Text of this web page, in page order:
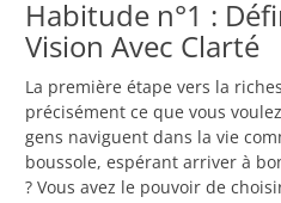
Habitude n°1 :
Vision Avec Clarté
La première étape vers la
précisément ce que vous
gens naviguent dans la vie
boussole, espérant arriver à
? Vous avez le pouvoir de